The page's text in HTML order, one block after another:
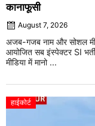
कानाफूसी
August 7, 2026
अजब-गजब नाम और सोशल
आयोजित सब इंस्पेक्टर SI
मीडिया में मानो ...
हाईकोर्ट